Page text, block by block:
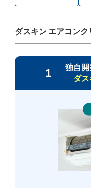
ダスキン エアコン
1
独自開
ダ